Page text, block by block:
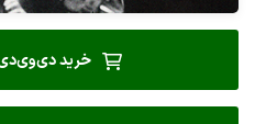
خرید دی‌وی‌دی / 240,000